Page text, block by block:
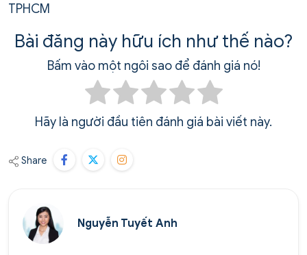
TPHCM
Bài đăng này hữu ích như thế nào?
Bấm vào một ngôi sao để đánh giá nó!
Hãy là người đầu tiên đánh giá bài viết này.
Share
Nguyễn Tuyết Anh